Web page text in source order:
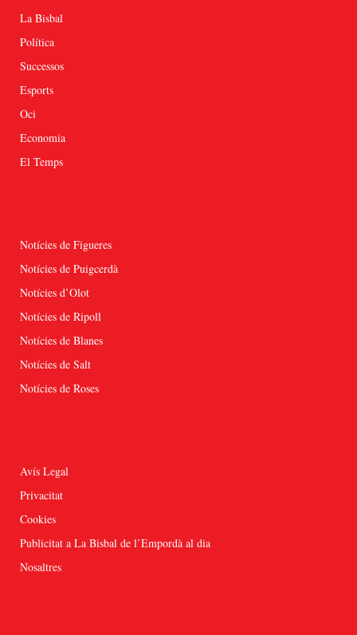
La Bisbal
Política
Successos
Esports
Oci
Economia
El Temps
Notícies de Figueres
Notícies de Puigcerdà
Notícies d’Olot
Notícies de Ripoll
Notícies de Blanes
Notícies de Salt
Notícies de Roses
Avís Legal
Privacitat
Cookies
Publicitat a La Bisbal de l’Empordà al dia
Nosaltres